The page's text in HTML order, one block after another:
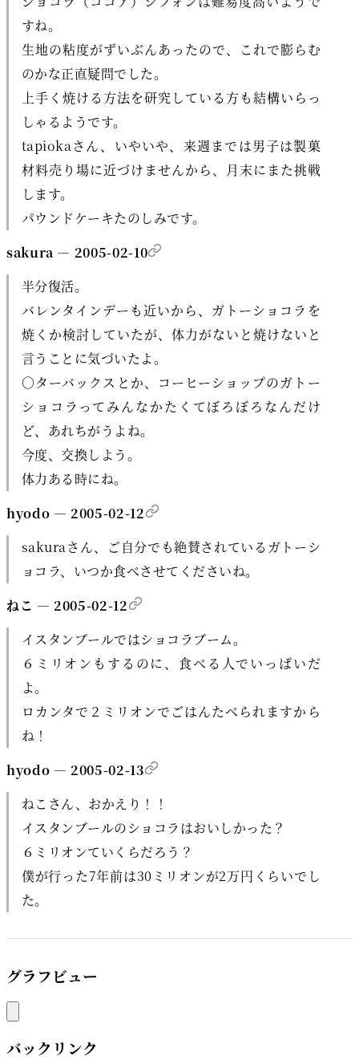
すね。
生地の粘度がずいぶんあったので、これで膨らむ
のかな正直疑問でした。
上手く焼ける方法を研究している方も結構いらっ
しゃるようです。
tapiokaさん、いやいや、来週までは男子は製菓
材料売り場に近づけませんから、月末にまた挑戦
します。
パウンドケーキたのしみです。
sakura — 2005-02-10
半分復活。
バレンタインデーも近いから、ガトーショコラを
焼くか検討していたが、体力がないと焼けないと
言うことに気づいたよ。
○ターバックスとか、コーヒーショップのガトー
ショコラってみんなかたくてぼろぼろなんだけ
ど、あれちがうよね。
今度、交換しよう。
体力ある時にね。
hyodo — 2005-02-12
sakuraさん、ご自分でも絶賛されているガトーシ
ョコラ、いつか食べさせてくださいね。
ねこ — 2005-02-12
イスタンブールではショコラブーム。
６ミリオンもするのに、食べる人でいっぱいだ
よ。
ロカンタで２ミリオンでごはんたべられますから
ね！
hyodo — 2005-02-13
ねこさん、おかえり！！
イスタンブールのショコラはおいしかった？
６ミリオンていくらだろう？
僕が行った7年前は30ミリオンが2万円くらいでし
た。
グラフビュー
バックリンク